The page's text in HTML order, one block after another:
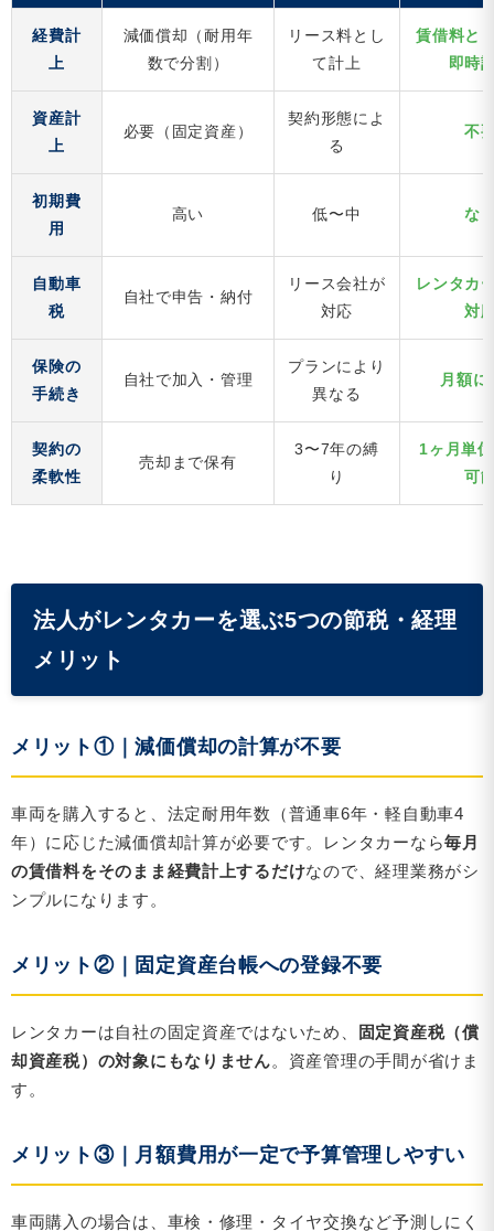
経費計
上
減価償却（耐用年
数で分割）
リース料とし
て計上
賃借料と
即時
資産計
上
必要（固定資産）
契約形態によ
る
不
初期費
用
高い 低〜中 な
自動車
税
自社で申告・納付
リース会社が
対応
レンタカ
対
保険の
手続き
自社で加入・管理
プランにより
異なる
月額に
契約の
柔軟性
売却まで保有
3〜7年の縛
り
1ヶ月単
可
法人がレンタカーを選ぶ5つの節税・経理
メリット
メリット①｜減価償却の計算が不要
車両を購入すると、法定耐用年数（普通車6年・軽自動車4
年）に応じた減価償却計算が必要です。レンタカーなら毎月
の賃借料をそのまま経費計上するだけなので、経理業務がシ
ンプルになります。
メリット②｜固定資産台帳への登録不要
レンタカーは自社の固定資産ではないため、
固定資産税（償
却資産税）の対象にもなりません。資産管理の手間が省けま
す。
メリット③｜月額費用が一定で予算管理しやすい
車両購入の場合は、車検・修理・タイヤ交換など予測しにく